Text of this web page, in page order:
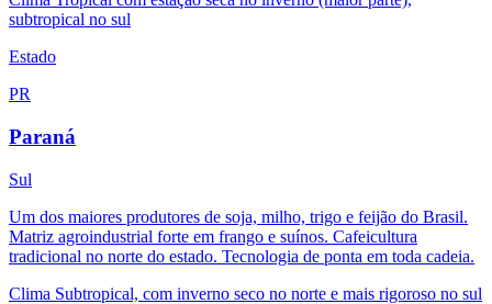
subtropical no sul
Estado
PR
Paraná
Sul
Um dos maiores produtores de soja, milho, trigo e feijão do Brasil.
Matriz agroindustrial forte em frango e suínos. Cafeicultura
tradicional no norte do estado. Tecnologia de ponta em toda cadeia.
Clima Subtropical, com inverno seco no norte e mais rigoroso no sul